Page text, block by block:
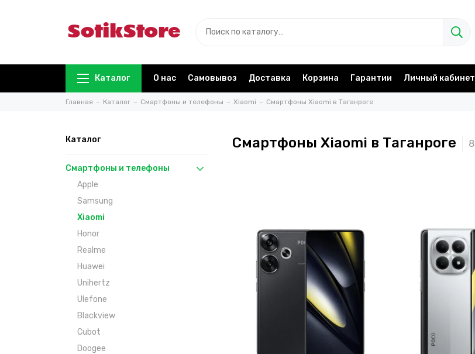
Каталог О нас Самовывоз Доставка Корзина Гарантии Личный кабинет
Главная Каталог Смартфоны и телефоны Xiaomi Смартфоны Xiaomi в Таганроге
Каталог
Смартфоны и телефоны
Apple
Samsung
Xiaomi
Honor
Realme
Huawei
Unihertz
Ulefone
Blackview
Cubot
Doogee
Смартфоны Xiaomi в Таганроге